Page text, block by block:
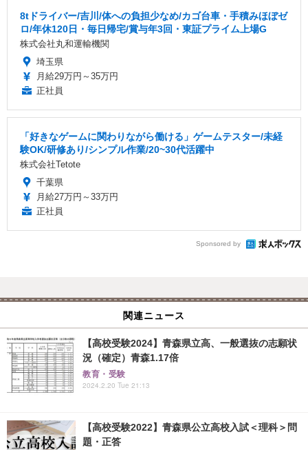
8tドライバー/吉川/体への負担少なめ/カゴ台車・手積みほぼゼ
ロ/年休120日・毎日帰宅/賞与年3回・東証プライム上場G
株式会社丸和運輸機関
埼玉県
月給29万円～35万円
正社員
「好きなゲームに関わりながら働ける」ゲームテスター/未経
験OK/研修あり/シンプル作業/20~30代活躍中
株式会社Tetote
千葉県
月給27万円～33万円
正社員
Sponsored by
関連ニュース
【高校受験2024】青森県立高、一般選抜の志願状
況（確定）青森1.17倍
教育・受験
2024.2.20 Tue 21:13
【高校受験2022】青森県公立高校入試＜理科＞問
題・正答